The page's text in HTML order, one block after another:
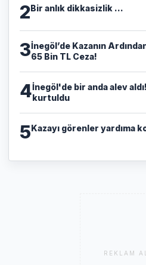
2Bir anlık dikkasizlik ...
3​İnegöl’de Kazanın
65 Bin TL Ceza!
4İnegöl'de bir anda alev
kurtuldu
5Kazayı görenler yardıma
REKLAM